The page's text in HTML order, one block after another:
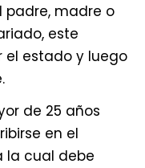
padre, madre o
este
el estado y luego
de 25 años
en el
la cual debe